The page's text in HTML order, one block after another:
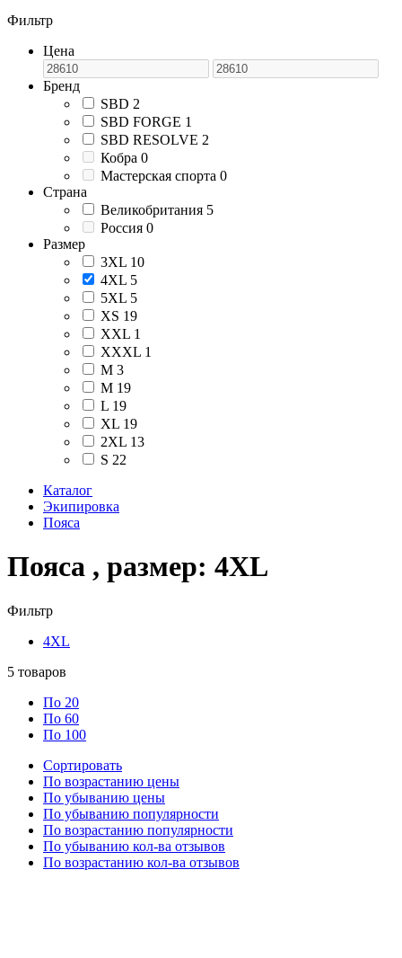
Фильтр
Цена
Бренд
SBD 2
SBD FORGE 1
SBD RESOLVE 2
Кобра 0
Мастерская спорта 0
Страна
Великобритания 5
Россия 0
Размер
3XL 10
4XL 5
5XL 5
XS 19
XXL 1
XXXL 1
М 3
M 19
L 19
XL 19
2XL 13
S 22
Каталог
Экипировка
Пояса
Пояса , размер: 4XL
Фильтр
4XL
5 товаров
По 20
По 60
По 100
Сортировать
По возрастанию цены
По убыванию цены
По убыванию популярности
По возрастанию популярности
По убыванию кол-ва отзывов
По возрастанию кол-ва отзывов